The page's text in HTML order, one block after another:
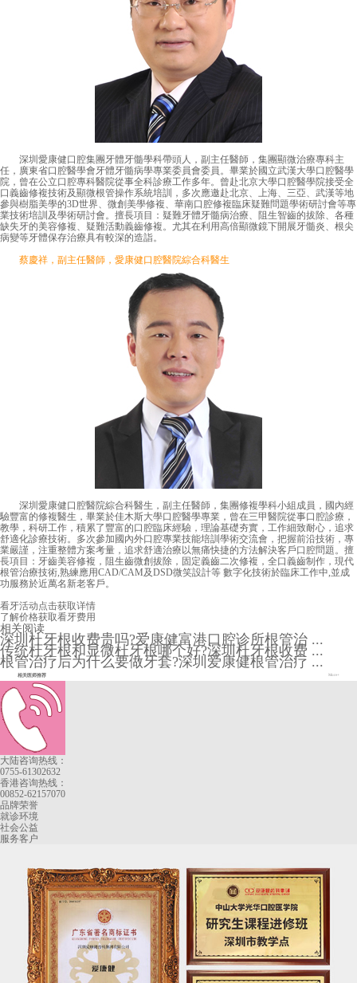
深圳愛康健口腔集團牙體牙髓學科帶頭人，副主任醫師，集團顯微治療專科主
任，廣東省口腔醫學會牙體牙髓病學專業委員會委員。畢業於國立武漢大學口腔醫學
院，曾在公立口腔專科醫院從事全科診療工作多年。曾赴北京大學口腔醫學院接受全
口義齒修複技術及顯微根管操作系統培訓，多次應邀赴北京、上海、三亞、武漢等地
參與樹脂美學的3D世界、微創美學修複、華南口腔修複臨床疑難問題學術研討會等專
業技術培訓及學術研討會。擅長項目：疑難牙體牙髓病治療、阻生智齒的拔除、各種
缺失牙的美容修複、疑難活動義齒修複。尤其在利用高倍顯微鏡下開展牙髓炎、根尖
病變等牙體保存治療具有較深的造詣。
蔡慶祥，副主任醫師，愛康健口腔醫院綜合科醫生
深圳愛康健口腔醫院綜合科醫生，副主任醫師，集團修複學科小組成員，國內經
驗豐富的修複醫生，畢業於佳木斯大學口腔醫學專業，曾在三甲醫院從事口腔診療，
教學，科研工作，積累了豐富的口腔臨床經驗，理論基礎夯實，工作細致耐心，追求
舒適化診療技術。多次參加國內外口腔專業技能培訓學術交流會，把握前沿技術，專
業嚴謹，注重整體方案考量，追求舒適治療以無痛快捷的方法解決客戶口腔問題。擅
長項目：牙齒美容修複，阻生齒微創拔除，固定義齒二次修複，全口義齒制作，現代
根管治療技術,熟練應用CAD/CAM及DSD微笑設計等 數字化技術於臨床工作中,並成
功服務於近萬名新老客戶。
看牙活动点击获取详情
了解价格获取看牙费用
相关阅读
深圳杜牙根收费贵吗?爱康健富港口腔诊所根管治 ...
传统杜牙根和显微杜牙根哪个好?深圳杜牙根收费 ...
根管治疗后为什么要做牙套?深圳爱康健根管治疗 ...
相关医师推荐 More+
大陆咨询热线：
0755-61302632
香港咨询热线：
00852-62157070
品牌荣誉
就诊环境
社会公益
服务客户